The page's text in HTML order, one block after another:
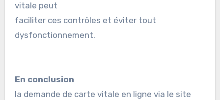
vitale peut
faciliter ces contrôles et éviter tout
dysfonctionnement.
En conclusion
la demande de carte vitale en ligne via le site